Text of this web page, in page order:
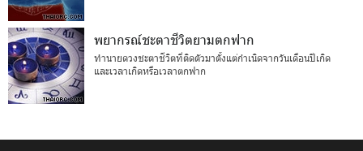
พยากรณ์ชะตาชีวิตยามตกฟาก
ทำนายดวงชะตาชีวิตที่ติดตัวมาตั้งแต่กำเนิดจากวันเดือนปีเกิด
และเวลาเกิดหรือเวลาตกฟาก